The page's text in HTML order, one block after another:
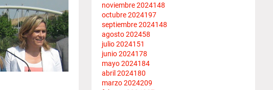
noviembre 2024148
octubre 2024197
septiembre 2024148
agosto 202458
julio 2024151
junio 2024178
mayo 2024184
abril 2024180
marzo 2024209